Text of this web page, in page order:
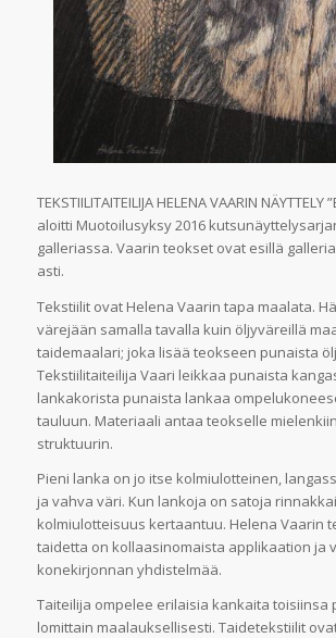
TEKSTIILITAITEILIJA HELENA VAARIN NÄYTTELY
aloitti Muotoilusyksy 2016
galleriassa. Vaarin teokset ovat esillä
asti.
Tekstiilit ovat Helena Vaarin tapa maalata.
värejään samalla tavalla kuin öljyväreillä
taidemaalari; joka lisää teokseen punaista
Tekstiilitaiteilija Vaari leikkaa punaista
lankakorista punaista lankaa
tauluun. Materiaali antaa teokselle
struktuurin.
Pieni lanka on jo itse kolmiulotteinen,
ja vahva väri. Kun lankoja on satoja
kolmiulotteisuus kertaantuu. Helena Vaarin
taidetta on kollaasinomaista applikaation ja
konekirjonnan yhdistelmää.
Taiteilija ompelee erilaisia kankaita toisiinsa
lomittain maalauksellisesti. Taidetekstiilit